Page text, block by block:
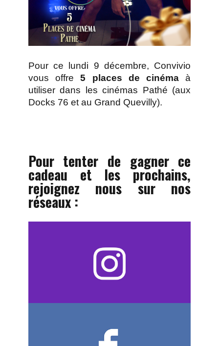
Pour ce lundi 9 décembre, Convivio
vous offre 5 places de cinémaà
utiliser dans les cinémas Pathé (aux
Docks 76 et au Grand Quevilly).
Pour tenter de gagner ce
cadeau et les prochains,
rejoignez nous sur nos
réseaux :